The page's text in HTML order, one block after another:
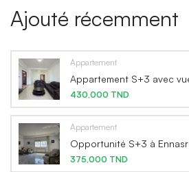
Ajouté récemment
Appartement
Appartement S+3 avec
430,000 TND
Appartement
Opportunité S+3 à
375,000 TND